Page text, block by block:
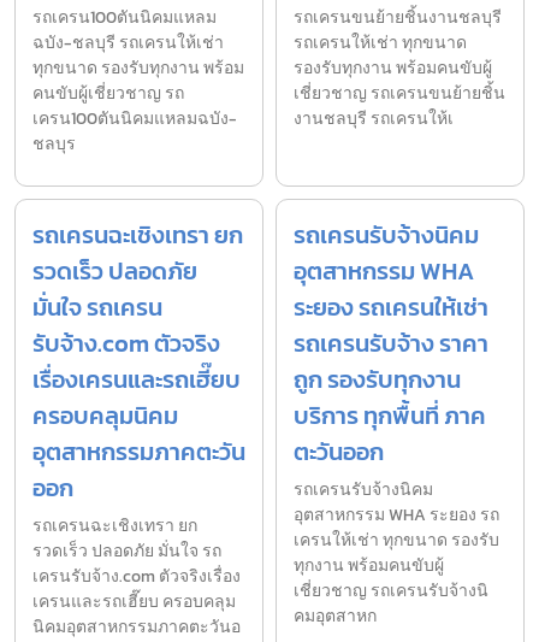
รถเครน100ตันนิคมแหลม
ฉบัง-ชลบุรี รถเครนให้เช่า
ทุกขนาด รองรับทุกงาน พร้อม
คนขับผู้เชี่ยวชาญ รถ
เครน100ตันนิคมแหลมฉบัง-
ชลบุร
รถเครนขนย้ายชิ้นงานชลบุรี
รถเครนให้เช่า ทุกขนาด
รองรับทุกงาน พร้อมคนขับผู้
เชี่ยวชาญ รถเครนขนย้ายชิ้น
งานชลบุรี รถเครนให้เ
รถเครนฉะเชิงเทรา ยก
รวดเร็ว ปลอดภัย
มั่นใจ รถเครน
รับจ้าง.com ตัวจริง
เรื่องเครนและรถเฮี๊ยบ
ครอบคลุมนิคม
อุตสาหกรรมภาคตะวัน
ออก
รถเครนฉะเชิงเทรา ยก
รวดเร็ว ปลอดภัย มั่นใจ รถ
เครนรับจ้าง.com ตัวจริงเรื่อง
เครนและรถเฮี๊ยบ ครอบคลุม
นิคมอุตสาหกรรมภาคตะวันอ
รถเครนรับจ้างนิคม
อุตสาหกรรม WHA
ระยอง รถเครนให้เช่า
รถเครนรับจ้าง ราคา
ถูก รองรับทุกงาน
บริการ ทุกพื้นที่ ภาค
ตะวันออก
รถเครนรับจ้างนิคม
อุตสาหกรรม WHA ระยอง รถ
เครนให้เช่า ทุกขนาด รองรับ
ทุกงาน พร้อมคนขับผู้
เชี่ยวชาญ รถเครนรับจ้างนิ
คมอุตสาหก